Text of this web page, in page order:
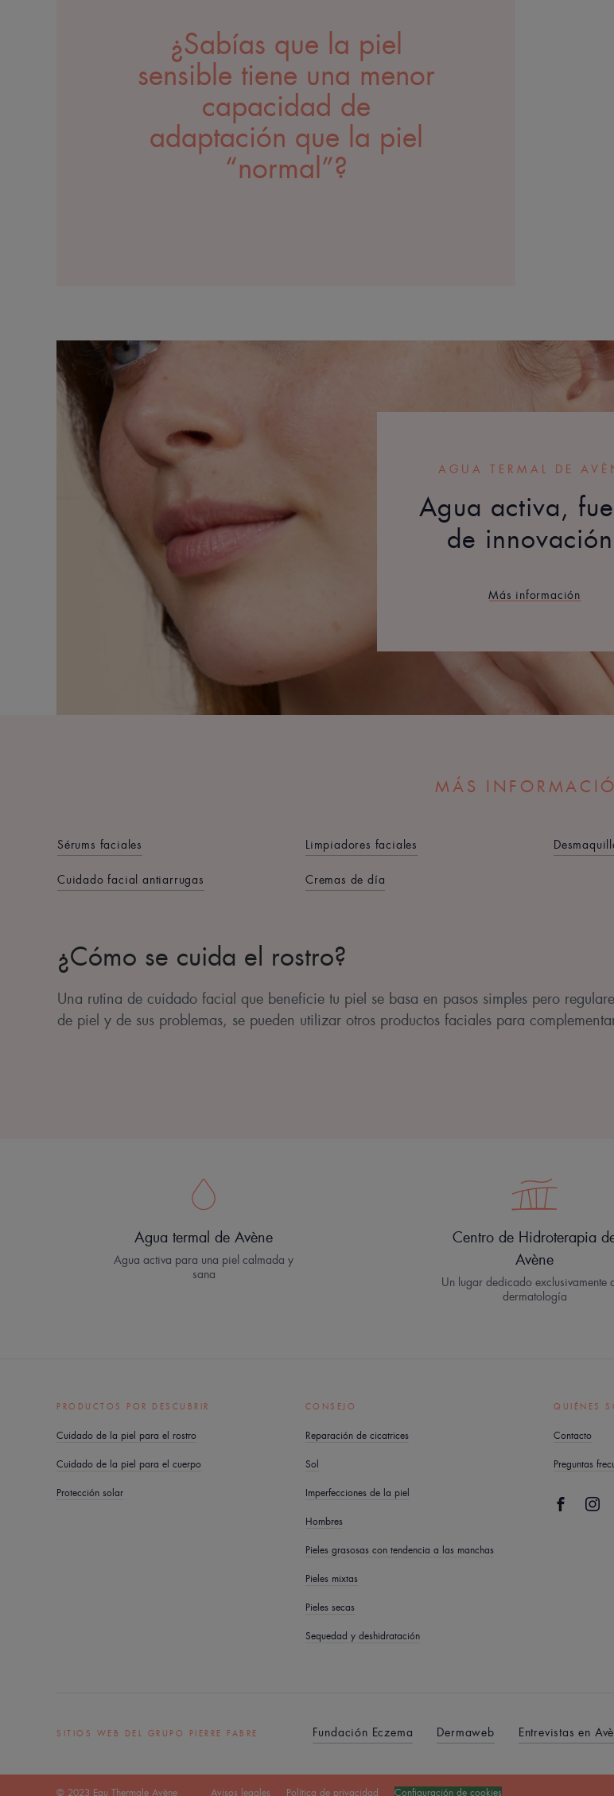
¿Sabías que la piel
sensible tiene una menor
capacidad de
adaptación que la piel
“normal”?
AGUA TERMAL DE
Agua activa,
de innovación
Más información
MÁS
Sérums faciales Limpiadores faciales
Cuidado facial antiarrugas Cremas de día
¿Cómo se cuida el rostro?
Una rutina de cuidado facial que beneficie tu piel se basa en pasos simples pero
de piel y de sus problemas, se pueden utilizar otros productos faciales para
Agua termal de Avène
Agua activa para una piel calmada y
sana
Centro de Hidroterapia
Avène
Un lugar dedicado exclusivamente
dermatología
PRODUCTOS POR DESCUBRIR
Cuidado de la piel para el rostro
Cuidado de la piel para el cuerpo
Protección solar
CONSEJO
Reparación de cicatrices
Sol
Imperfecciones de la piel
Hombres
Pieles grasosas con tendencia a las manchas
Pieles mixtas
Pieles secas
Sequedad y deshidratación
QUIÉNES
Contacto
Preguntas
SITIOS WEB DEL GRUPO PIERRE FABRE Fundación Eczema Dermaweb Entrevistas en
Avisos legales Política de privacidad Configuración de cookies
© 2023 Eau Thermale Avène